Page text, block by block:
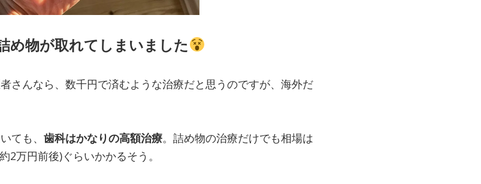
め物が取れてしまいました
さんなら、数千円で済むような治療だと思うのですが、海外だ
ても、 歯科はかなりの高額治療。詰め物の治療だけでも相場は
2万円前後)ぐらいかかるそう。